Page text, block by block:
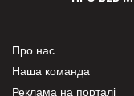
Про нас
Наша команда
Реклама на порталі